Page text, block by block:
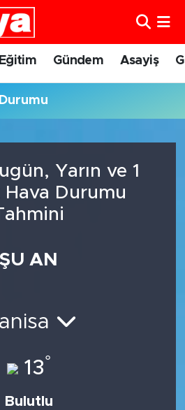
Eğitim Gündem Asayiş
Yarın ve 1
Hava Durumu
ŞU AN
13°
Bulutlu
Eczaneler
Durumu ve Fikstür